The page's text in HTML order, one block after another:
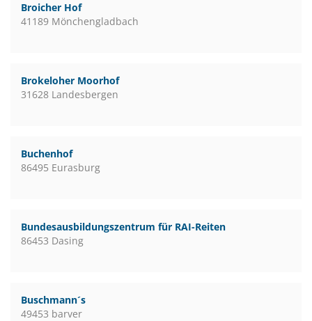
Broicher Hof
41189 Mönchengladbach
Brokeloher Moorhof
31628 Landesbergen
Buchenhof
86495 Eurasburg
Bundesausbildungszentrum für RAI-Reiten
86453 Dasing
Buschmann´s
49453 barver